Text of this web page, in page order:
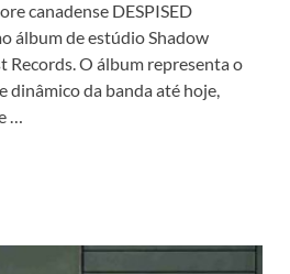
canadense DESPISED
álbum de estúdio Shadow
Records. O álbum representa o
dinâmico da banda até hoje,
…